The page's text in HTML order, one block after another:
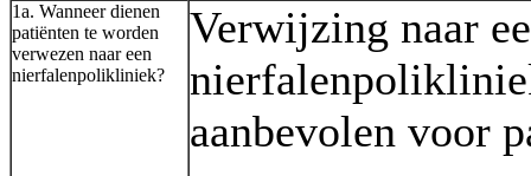
1a. Wanneer dienen
patiënten te worden
verwezen naar een
nierfalenpolikliniek?
Verwijzing naar
aanbevolen voor